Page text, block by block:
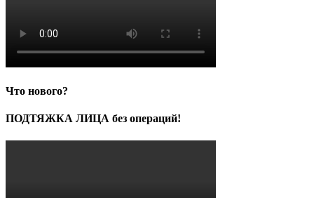
Что нового?
ПОДТЯЖКА ЛИЦА без операций!